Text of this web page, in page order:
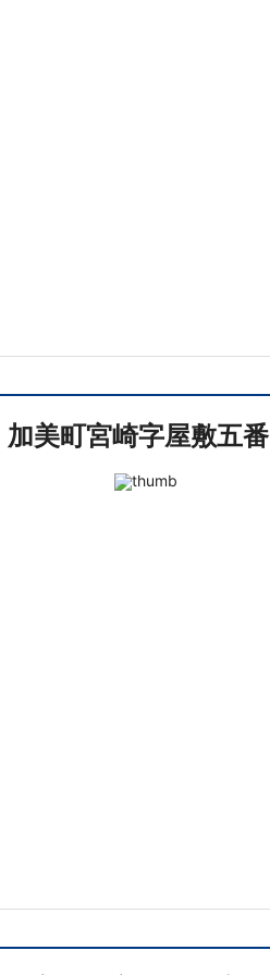
加美町宮崎字屋敷五番